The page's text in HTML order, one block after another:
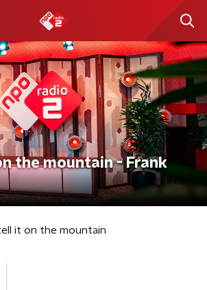
the mountain - Frank
it on the mountain